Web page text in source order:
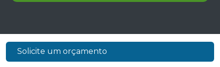
Solicite um orçamento